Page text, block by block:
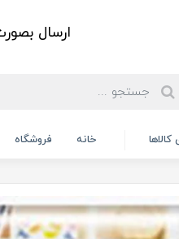
ارسال
خانه فروشگاه